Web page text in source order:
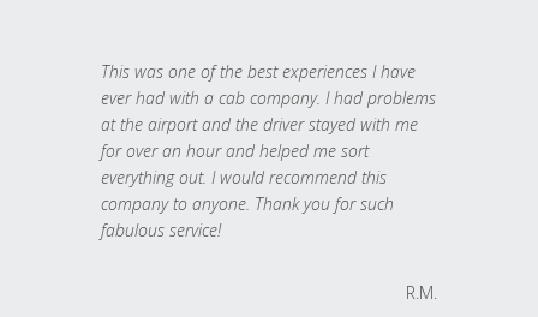
This was one of the best experiences I have
ever had with a cab company. I had problems
at the airport and the driver stayed with me
for over an hour and helped me sort
everything out. I would recommend this
company to anyone. Thank you for such
fabulous service!
R.M.